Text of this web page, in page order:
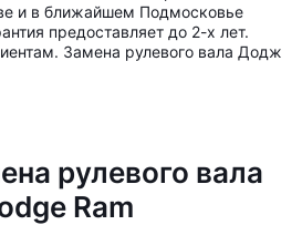
и в ближайшем Подмосковье
предоставляет до 2-х лет.
Замена рулевого вала Додж
рулевого вала
Ram